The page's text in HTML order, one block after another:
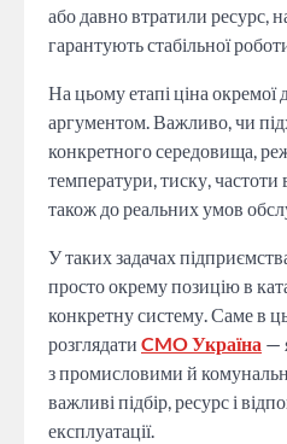
або давно втратили ресурс,
гарантують стабільної
На цьому етапі ціна окремої
аргументом. Важливо, чи
конкретного середовища,
температури, тиску, частоти
також до реальних умов
У таких задачах
просто окрему позицію в
конкретну систему. Саме в
розглядати CMO Україна —
з промисловими й
важливі підбір, ресурс і
експлуатації.